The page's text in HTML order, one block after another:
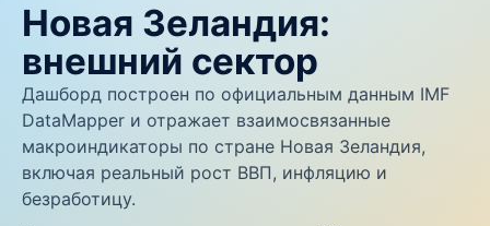
Новая Зеландия:
внешний сектор
Дашборд построен по официальным данным IMF
DataMapper и отражает взаимосвязанные
макроиндикаторы по стране Новая Зеландия,
включая реальный рост ВВП, инфляцию и
безработицу.